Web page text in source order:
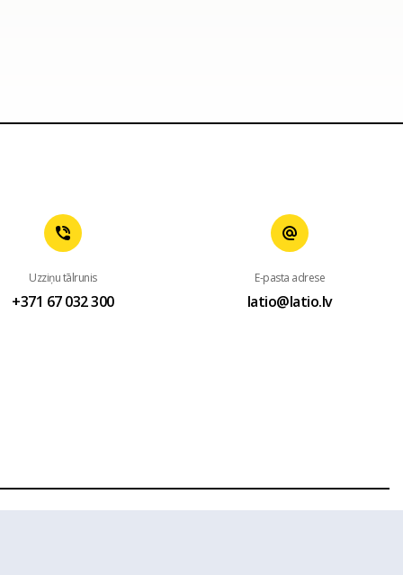
Uzziņu tālrunis
+371 67 032 300
E-pasta adrese
latio@latio.lv
lapas www.latio.lv bez Latio rakstiskas atļaujas. Lapā